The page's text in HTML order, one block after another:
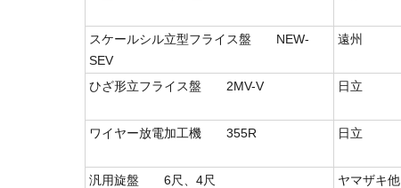
スケールシル立型フライス盤 NEW-
SEV
遠州
ひざ形立フライス盤 2MV-V
日立
ワイヤー放電加工機 355R
日立
汎用旋盤 6尺、4尺
ヤマザキ他